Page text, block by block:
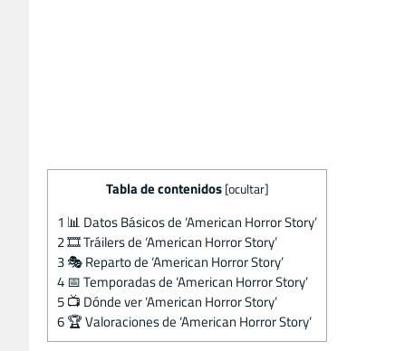
Tabla de contenidos [ocultar]
1 📊 Datos Básicos de ‘American Horror Story’
2🎞️ Tráilers de ‘American Horror Story’
3🎭 Reparto de ‘American Horror Story’
4📅 Temporadas de ‘American Horror Story’
5📺 Dónde ver ‘American Horror Story’
6🏆 Valoraciones de ‘American Horror Story’